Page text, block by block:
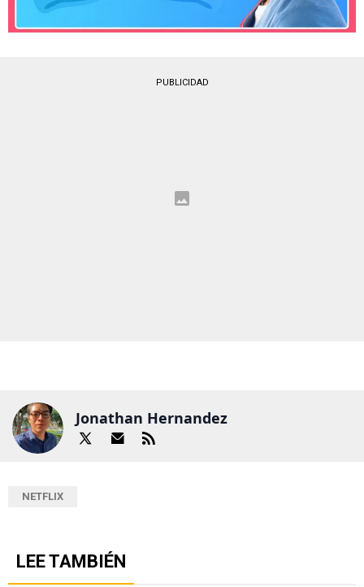
PUBLICIDAD
Jonathan Hernandez
NETFLIX
LEE TAMBIÉN